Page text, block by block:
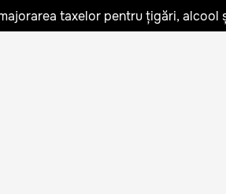
taxelor pentru țigări, alcool